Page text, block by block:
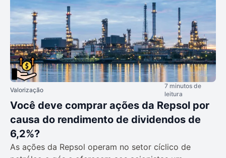
Valorização
7 minutos de
leitura
Você deve comprar ações da Repsol por
causa do rendimento de dividendos de
6,2%?
As ações da Repsol operam no setor cíclico de